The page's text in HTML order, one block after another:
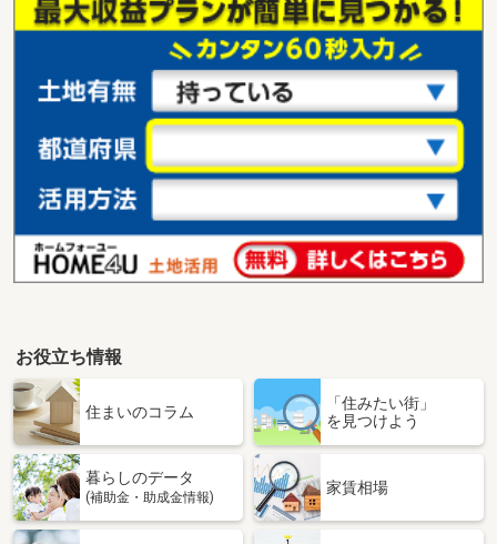
お役立ち情報
住まいのコラム
「住みたい街」
を見つけよう
暮らしのデータ
(補助金・助成金情報)
家賃相場